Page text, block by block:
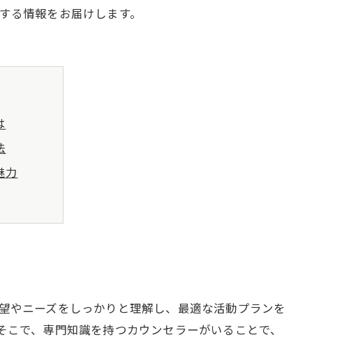
情報をお届けします。
力
ニーズをしっかりと理解し、最適な活動プランを
で、専門知識を持つカウンセラーがいることで、